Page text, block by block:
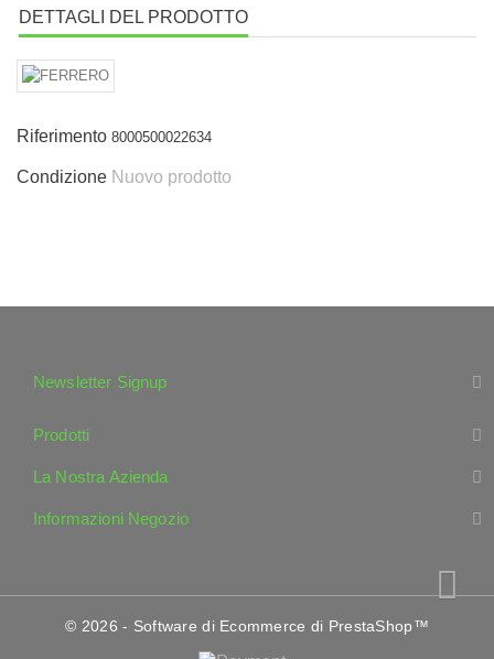
DETTAGLI DEL PRODOTTO
Riferimento 8000500022634
Condizione Nuovo prodotto
Newsletter Signup
Prodotti
La Nostra Azienda
Informazioni Negozio
© 2026 - Software di Ecommerce di PrestaShop™